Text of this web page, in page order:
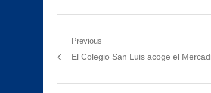
Navegación
de
entradas
Previous
Previous
El Colegio San Luis acoge el